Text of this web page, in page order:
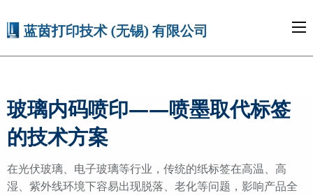
玻璃内码喷印——喷墨取代标签
的技术方案
在光伏玻璃、电子玻璃等行业，传统的纸标签在高温、高
湿、紫外线环境下容易出现脱落、老化等问题，影响产品全